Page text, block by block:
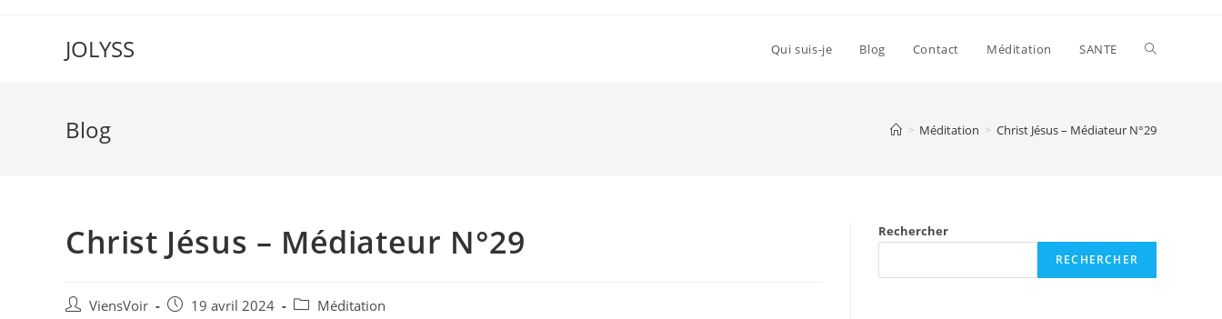
JOLYSS Qui suis-je Blog Contact Méditation SANTE
Blog > Méditation > Christ Jésus – Médiateur N°29
Christ Jésus – Médiateur N°29
ViensVoir 19 avril 2024 Méditation
Rechercher
RECHERCHER